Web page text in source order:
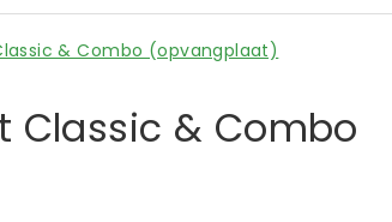
& Combo (opvangplaat)
Classic & Combo